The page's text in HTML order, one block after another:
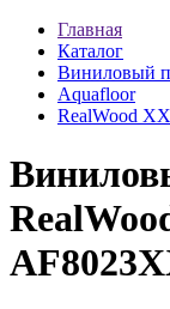
Главная
Каталог
Виниловый
Aquafloor
RealWood